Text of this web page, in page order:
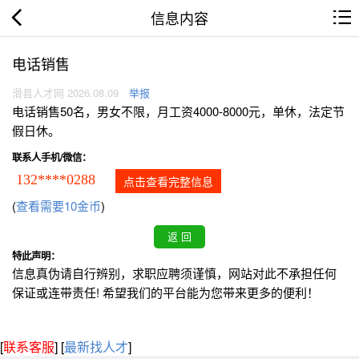
信息内容
电话销售
滑县人才网 2026.08.09 举报
电话销售50名，男女不限，月工资4000-8000元，单休，法定节
假日休。
联系人手机/微信：
132****0288 点击查看完整信息
(查看需要10金币)
特此声明：
信息真伪请自行辨别，求职应聘须谨慎，网站对此不承担任何
保证或连带责任! 希望我们的平台能为您带来更多的便利！
[联系客服] [最新找人才]